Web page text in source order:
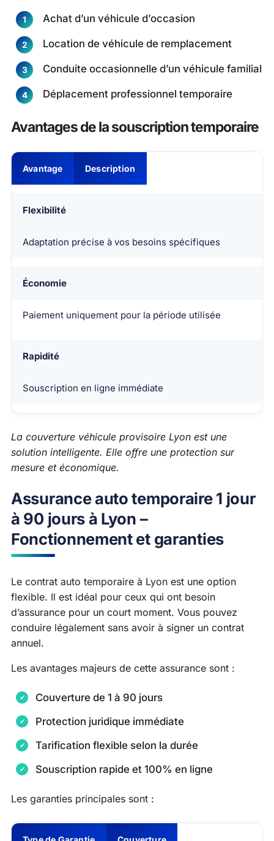
Achat d’un véhicule d’occasion
Location de véhicule de remplacement
Conduite occasionnelle d’un véhicule familial
Déplacement professionnel temporaire
Avantages de la souscription temporaire
Avantage Description
Flexibilité
Adaptation précise à vos besoins spécifiques
Économie
Paiement uniquement pour la période utilisée
Rapidité
Souscription en ligne immédiate
La couverture véhicule provisoire Lyon est une
solution intelligente. Elle offre une protection sur
mesure et économique.
Assurance auto temporaire 1 jour
à 90 jours à Lyon –
Fonctionnement et garanties
Le contrat auto temporaire à Lyon est une option
flexible. Il est idéal pour ceux qui ont besoin
d’assurance pour un court moment. Vous pouvez
conduire légalement sans avoir à signer un contrat
annuel.
Les avantages majeurs de cette assurance sont :
Couverture de 1 à 90 jours
Protection juridique immédiate
Tarification flexible selon la durée
Souscription rapide et 100% en ligne
Les garanties principales sont :